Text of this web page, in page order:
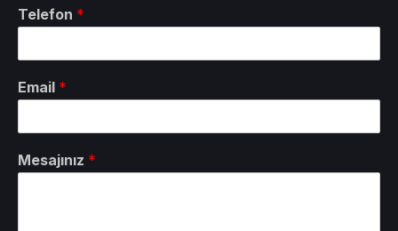
Telefon *
Email *
Mesajınız *